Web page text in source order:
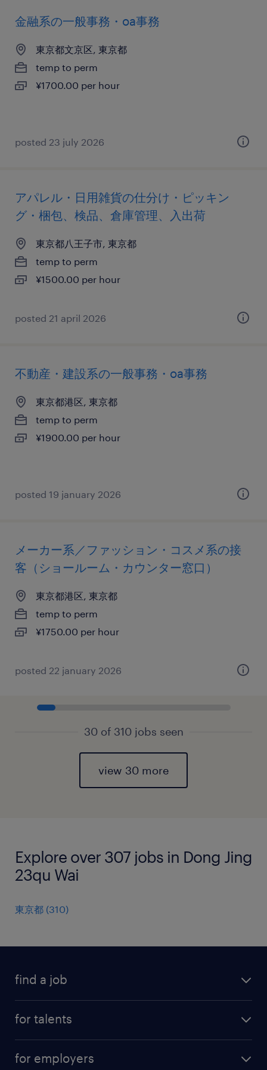
金融系の一般事務・oa事務
東京都文京区, 東京都
temp to perm
¥1700.00 per hour
posted 23 july 2026
アパレル・日用雑貨の仕分け・ピッキン
グ・梱包、検品、倉庫管理、入出荷
東京都八王子市, 東京都
temp to perm
¥1500.00 per hour
posted 21 april 2026
不動産・建設系の一般事務・oa事務
東京都港区, 東京都
temp to perm
¥1900.00 per hour
posted 19 january 2026
メーカー系／ファッション・コスメ系の接
客（ショールーム・カウンター窓口）
東京都港区, 東京都
temp to perm
¥1750.00 per hour
posted 22 january 2026
30 of 310 jobs seen
view 30 more
Explore over 307 jobs in Dong Jing
23qu Wai
東京都 (310)
find a job
for talents
for employers